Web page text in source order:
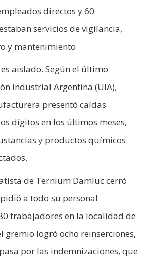
directos y 60
servicios de vigilancia,
y mantenimiento
aislado. Según el último
Industrial Argentina (UIA),
presentó caídas
dígitos en los últimos meses,
y productos químicos
de Ternium Damluc cerró
a todo su personal
trabajadores en la localidad de
gremio logró ocho reinserciones,
por las indemnizaciones, que